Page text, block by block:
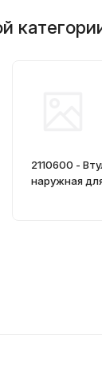
2110600 -
наружная